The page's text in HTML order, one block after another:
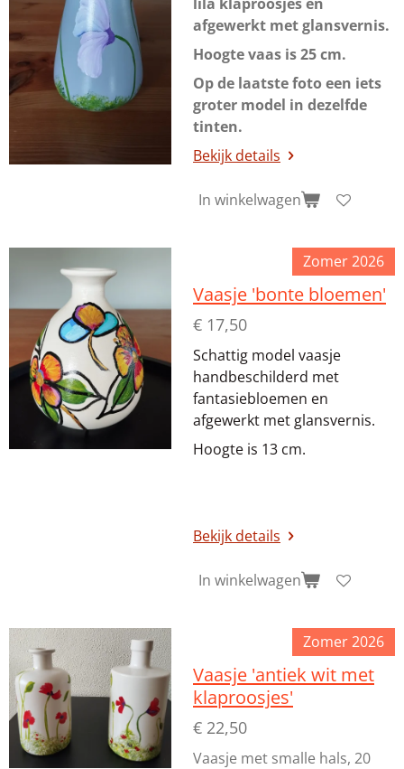
afgewerkt met glansvernis.
Hoogte vaas is 25 cm.
Op de laatste foto een iets
groter model in dezelfde
tinten.
Bekijk details
In winkelwagen
Zomer 2026
Vaasje 'bonte bloemen'
€ 17,50
Schattig model vaasje
handbeschilderd met
fantasiebloemen en
afgewerkt met glansvernis.
Hoogte is 13 cm.
Bekijk details
In winkelwagen
Zomer 2026
Vaasje 'antiek wit met
klaproosjes'
€ 22,50
Vaasje met smalle hals, 20